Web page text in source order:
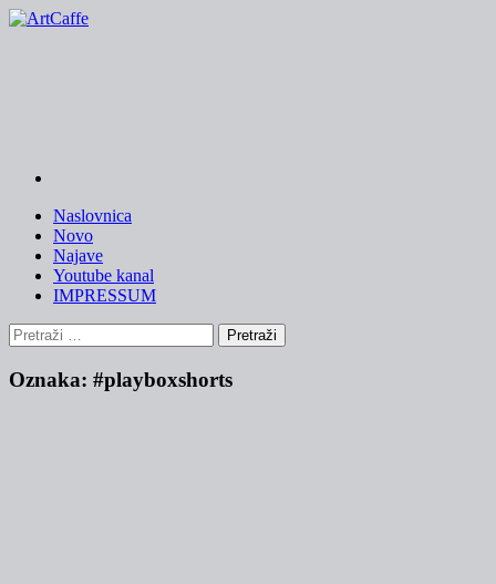
Skip
Naslovnica
Novo
Najave
Youtube kanal
IMPRESSUM
Pretraži:
Oznaka: #playboxshorts